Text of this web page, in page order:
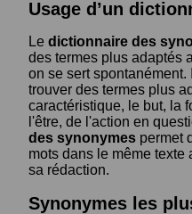
Usage d’un
Le dictionnaire des
des termes plus adaptés
on se sert
trouver des termes plus
caractéristique, le but, la
l'être, de l'action en
des synonymes permet
mots dans le même texte
sa rédaction.
Synonymes les